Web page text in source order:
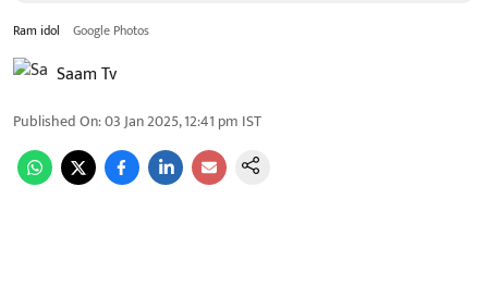
Ram idol Google Photos
Saam Tv
Published On:03 Jan 2025, 12:41 pm IST